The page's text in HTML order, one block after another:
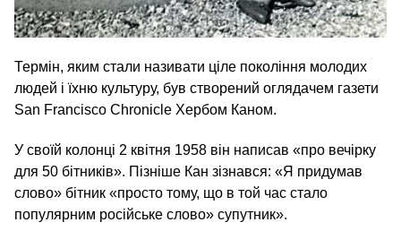
Термін, яким стали називати ціле покоління молодих
людей і їхню культуру, був створений оглядачем газети
San Francisco Chronicle Хербом Каном.
У своїй колонці 2 квітня 1958 він написав «про вечірку
для 50 бітників». Пізніше Кан зізнався: «Я придумав
слово» бітник «просто тому, що в той час стало
популярним російське слово» супутник».